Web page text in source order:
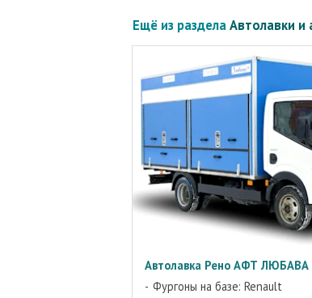
Ещё из разделаАвтолавки и
Автолавка Рено АФТ ЛЮБАВА
Фургоны на базе: Renault